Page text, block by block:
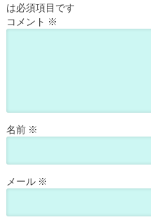
は必須項目です
コメント ※
名前 ※
メール ※